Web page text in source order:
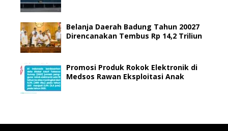
Belanja Daerah Badung Tahun 20027
Direncanakan Tembus Rp 14,2 Triliun
Promosi Produk Rokok Elektronik di
Medsos Rawan Eksploitasi Anak